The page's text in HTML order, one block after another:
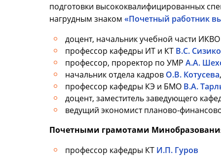
подготовки высококвалифицированных
нагрудным знаком «Почетный работник
доцент, начальник учебной части
профессор кафедры ИТ и КТ В.С.
профессор, проректор по УМР А.А.
начальник отдела кадров О.В. Котусева,
профессор кафедры КЭ и БМО В.А.
доцент, заместитель заведующего
ведущий экономист планово-
Почетными грамотами
профессор кафедры КТ И.П. Гуров